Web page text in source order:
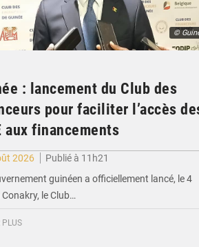
©
: lancement du Club des
pour faciliter l’accès
aux financements
2026
Publié à 11h21
guinéen a officiellement lancé, le 4
le Club…
PLUS